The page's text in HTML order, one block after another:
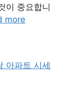
이 중요합니
more
아파트 시세